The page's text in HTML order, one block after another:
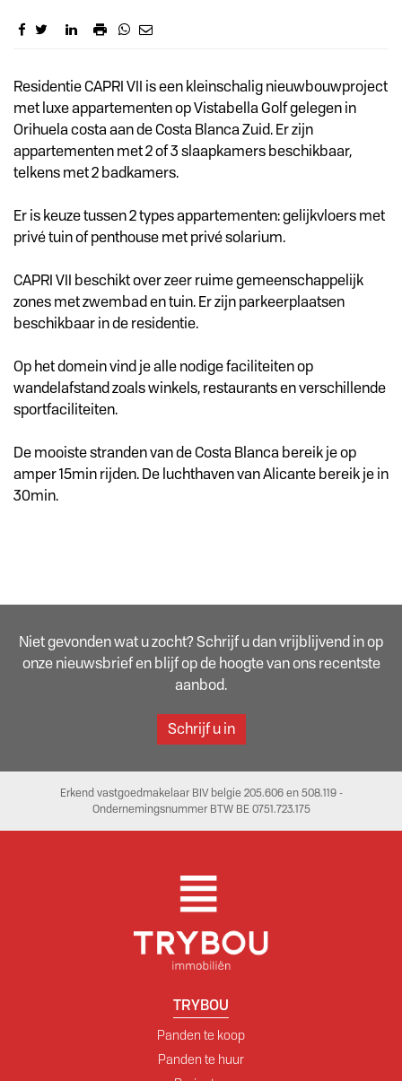
Omschrijving
Residentie CAPRI VII is een kleinschalig nieuwbouwproject
met luxe appartementen op Vistabella Golf gelegen in
Orihuela costa aan de Costa Blanca Zuid. Er zijn
appartementen met 2 of 3 slaapkamers beschikbaar,
telkens met 2 badkamers.
Er is keuze tussen 2 types appartementen: gelijkvloers met
privé tuin of penthouse met privé solarium.
CAPRI VII beschikt over zeer ruime gemeenschappelijk
zones met zwembad en tuin. Er zijn parkeerplaatsen
beschikbaar in de residentie.
Op het domein vind je alle nodige faciliteiten op
wandelafstand zoals winkels, restaurants en verschillende
sportfaciliteiten.
De mooiste stranden van de Costa Blanca bereik je op
amper 15min rijden. De luchthaven van Alicante bereik je in
30min.
Niet gevonden wat u zocht? Schrijf u dan vrijblijvend in op
onze nieuwsbrief en blijf op de hoogte van ons recentste
aanbod.
Schrijf u in
Erkend vastgoedmakelaar BIV belgie 205.606 en 508.119 -
Ondernemingsnummer BTW BE 0751.723.175
TRYBOU
Panden te koop
Panden te huur